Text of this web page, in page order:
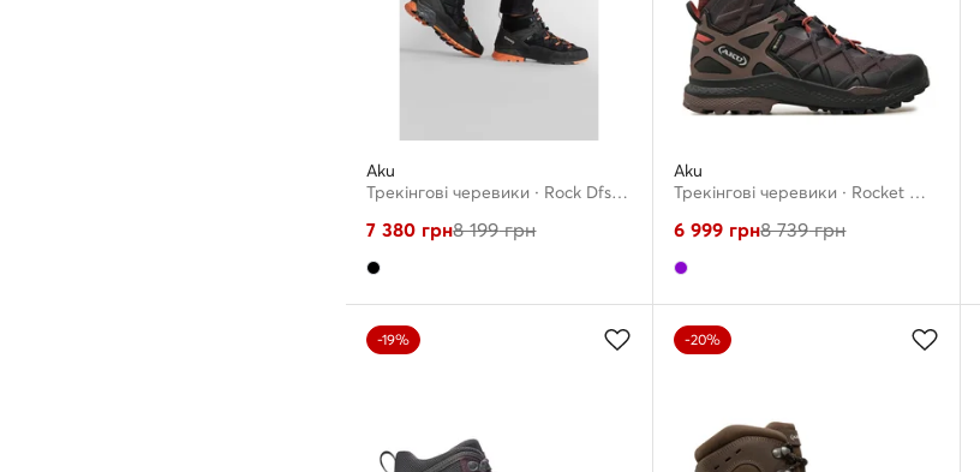
Aku
Трекінгові черевики · Rock Dfs Mid Gtx GORE-TEX 718 · Чорний
7 380 грн8 199грн
Aku
Трекінгові черевики · Rocket Mid Dfs Gtx GORE-TEX 711 · Фіолетовий
6 999 грн8 739грн
-19% -20%